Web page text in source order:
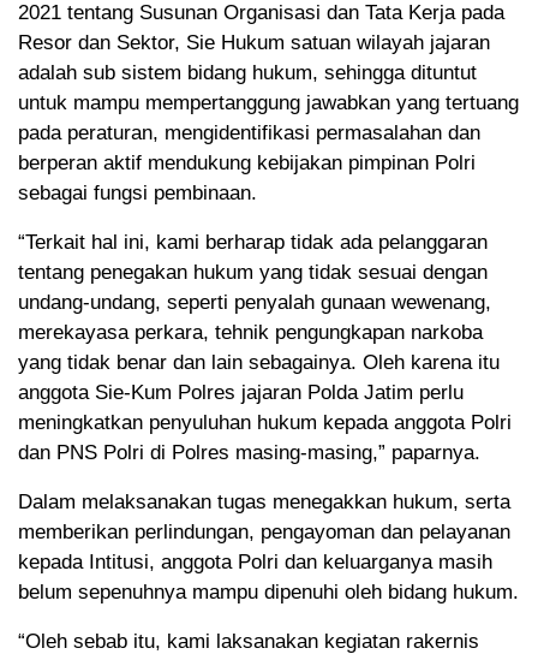
2021 tentang Susunan Organisasi dan Tata Kerja pada
Resor dan Sektor, Sie Hukum satuan wilayah jajaran
adalah sub sistem bidang hukum, sehingga dituntut
untuk mampu mempertanggung jawabkan yang tertuang
pada peraturan, mengidentifikasi permasalahan dan
berperan aktif mendukung kebijakan pimpinan Polri
sebagai fungsi pembinaan.
“Terkait hal ini, kami berharap tidak ada pelanggaran
tentang penegakan hukum yang tidak sesuai dengan
undang-undang, seperti penyalah gunaan wewenang,
merekayasa perkara, tehnik pengungkapan narkoba
yang tidak benar dan lain sebagainya. Oleh karena itu
anggota Sie-Kum Polres jajaran Polda Jatim perlu
meningkatkan penyuluhan hukum kepada anggota Polri
dan PNS Polri di Polres masing-masing,” paparnya.
Dalam melaksanakan tugas menegakkan hukum, serta
memberikan perlindungan, pengayoman dan pelayanan
kepada Intitusi, anggota Polri dan keluarganya masih
belum sepenuhnya mampu dipenuhi oleh bidang hukum.
“Oleh sebab itu, kami laksanakan kegiatan rakernis